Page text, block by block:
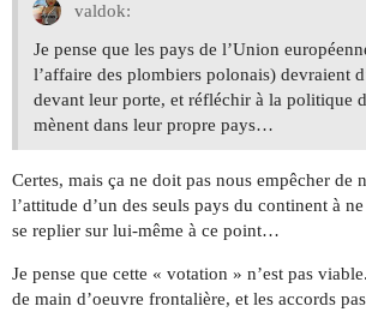
valdok:
Je pense que les pays de l’Union
l’affaire des plombiers polonais) devraient
devant leur porte, et réfléchir à la politique
mènent dans leur propre pays…
Certes, mais ça ne doit pas nous empêcher de
l’attitude d’un des seuls pays du continent à
se replier sur lui-même à ce point…
Je pense que cette « votation » n’est pas
de main d’oeuvre frontalière, et les accords